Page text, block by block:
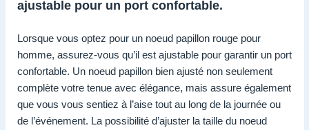
ajustable pour un port confortable.
Lorsque vous optez pour un noeud papillon rouge pour
homme, assurez-vous qu’il est ajustable pour garantir un port
confortable. Un noeud papillon bien ajusté non seulement
complète votre tenue avec élégance, mais assure également
que vous vous sentiez à l’aise tout au long de la journée ou
de l’événement. La possibilité d’ajuster la taille du noeud